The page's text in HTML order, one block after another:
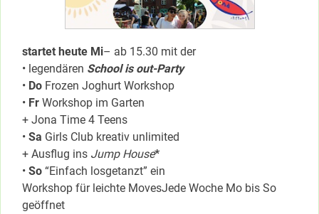
startet heute Mi– ab 15.30 mit der
• legendären School is out-Party
• Do Frozen Joghurt Workshop
• Fr Workshop im Garten
+ Jona Time 4 Teens
• Sa Girls Club kreativ unlimited
+ Ausflug ins Jump House*
• So “Einfach losgetanzt” ein
Workshop für leichte MovesJede Woche Mo bis So
geöffnet